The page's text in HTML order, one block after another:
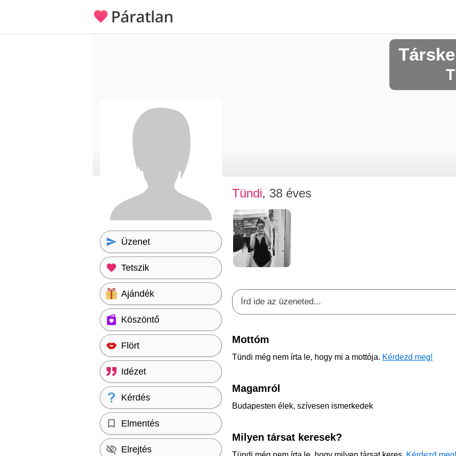
Tündi, 38 éves
Mottóm
Tündi még nem írta le, hogy mi a mottója. Kérdezd meg!
Magamról
Budapesten élek, szívesen ismerkedek
Milyen társat keresek?
Üzenet
Tetszik
Ajándék
Köszöntő
Flört
Idézet
Kérdés
Elmentés
Elrejtés